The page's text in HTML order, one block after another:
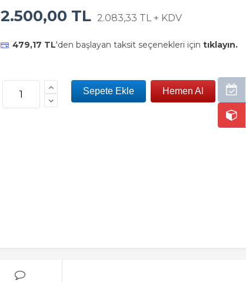
2.500,00 TL 2.083,33 TL + KDV
479,17 TL'den başlayan taksit seçenekleri için tıklayın.